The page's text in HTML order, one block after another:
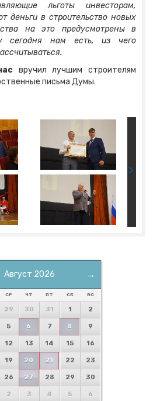
льготы инвесторам,
деньги в строительство новых
на это предусмотрены в
сегодня нам есть, из чего
вручил лучшим строителям
письма Думы.
→
Август 2026
СР ЧТ ПТ СБ ВС
29 30 31 1 2
5 6 7 8 9
12 13 14 15 16
19 20 21 22 23
26 27 28 29 30
2 3 4 5 6